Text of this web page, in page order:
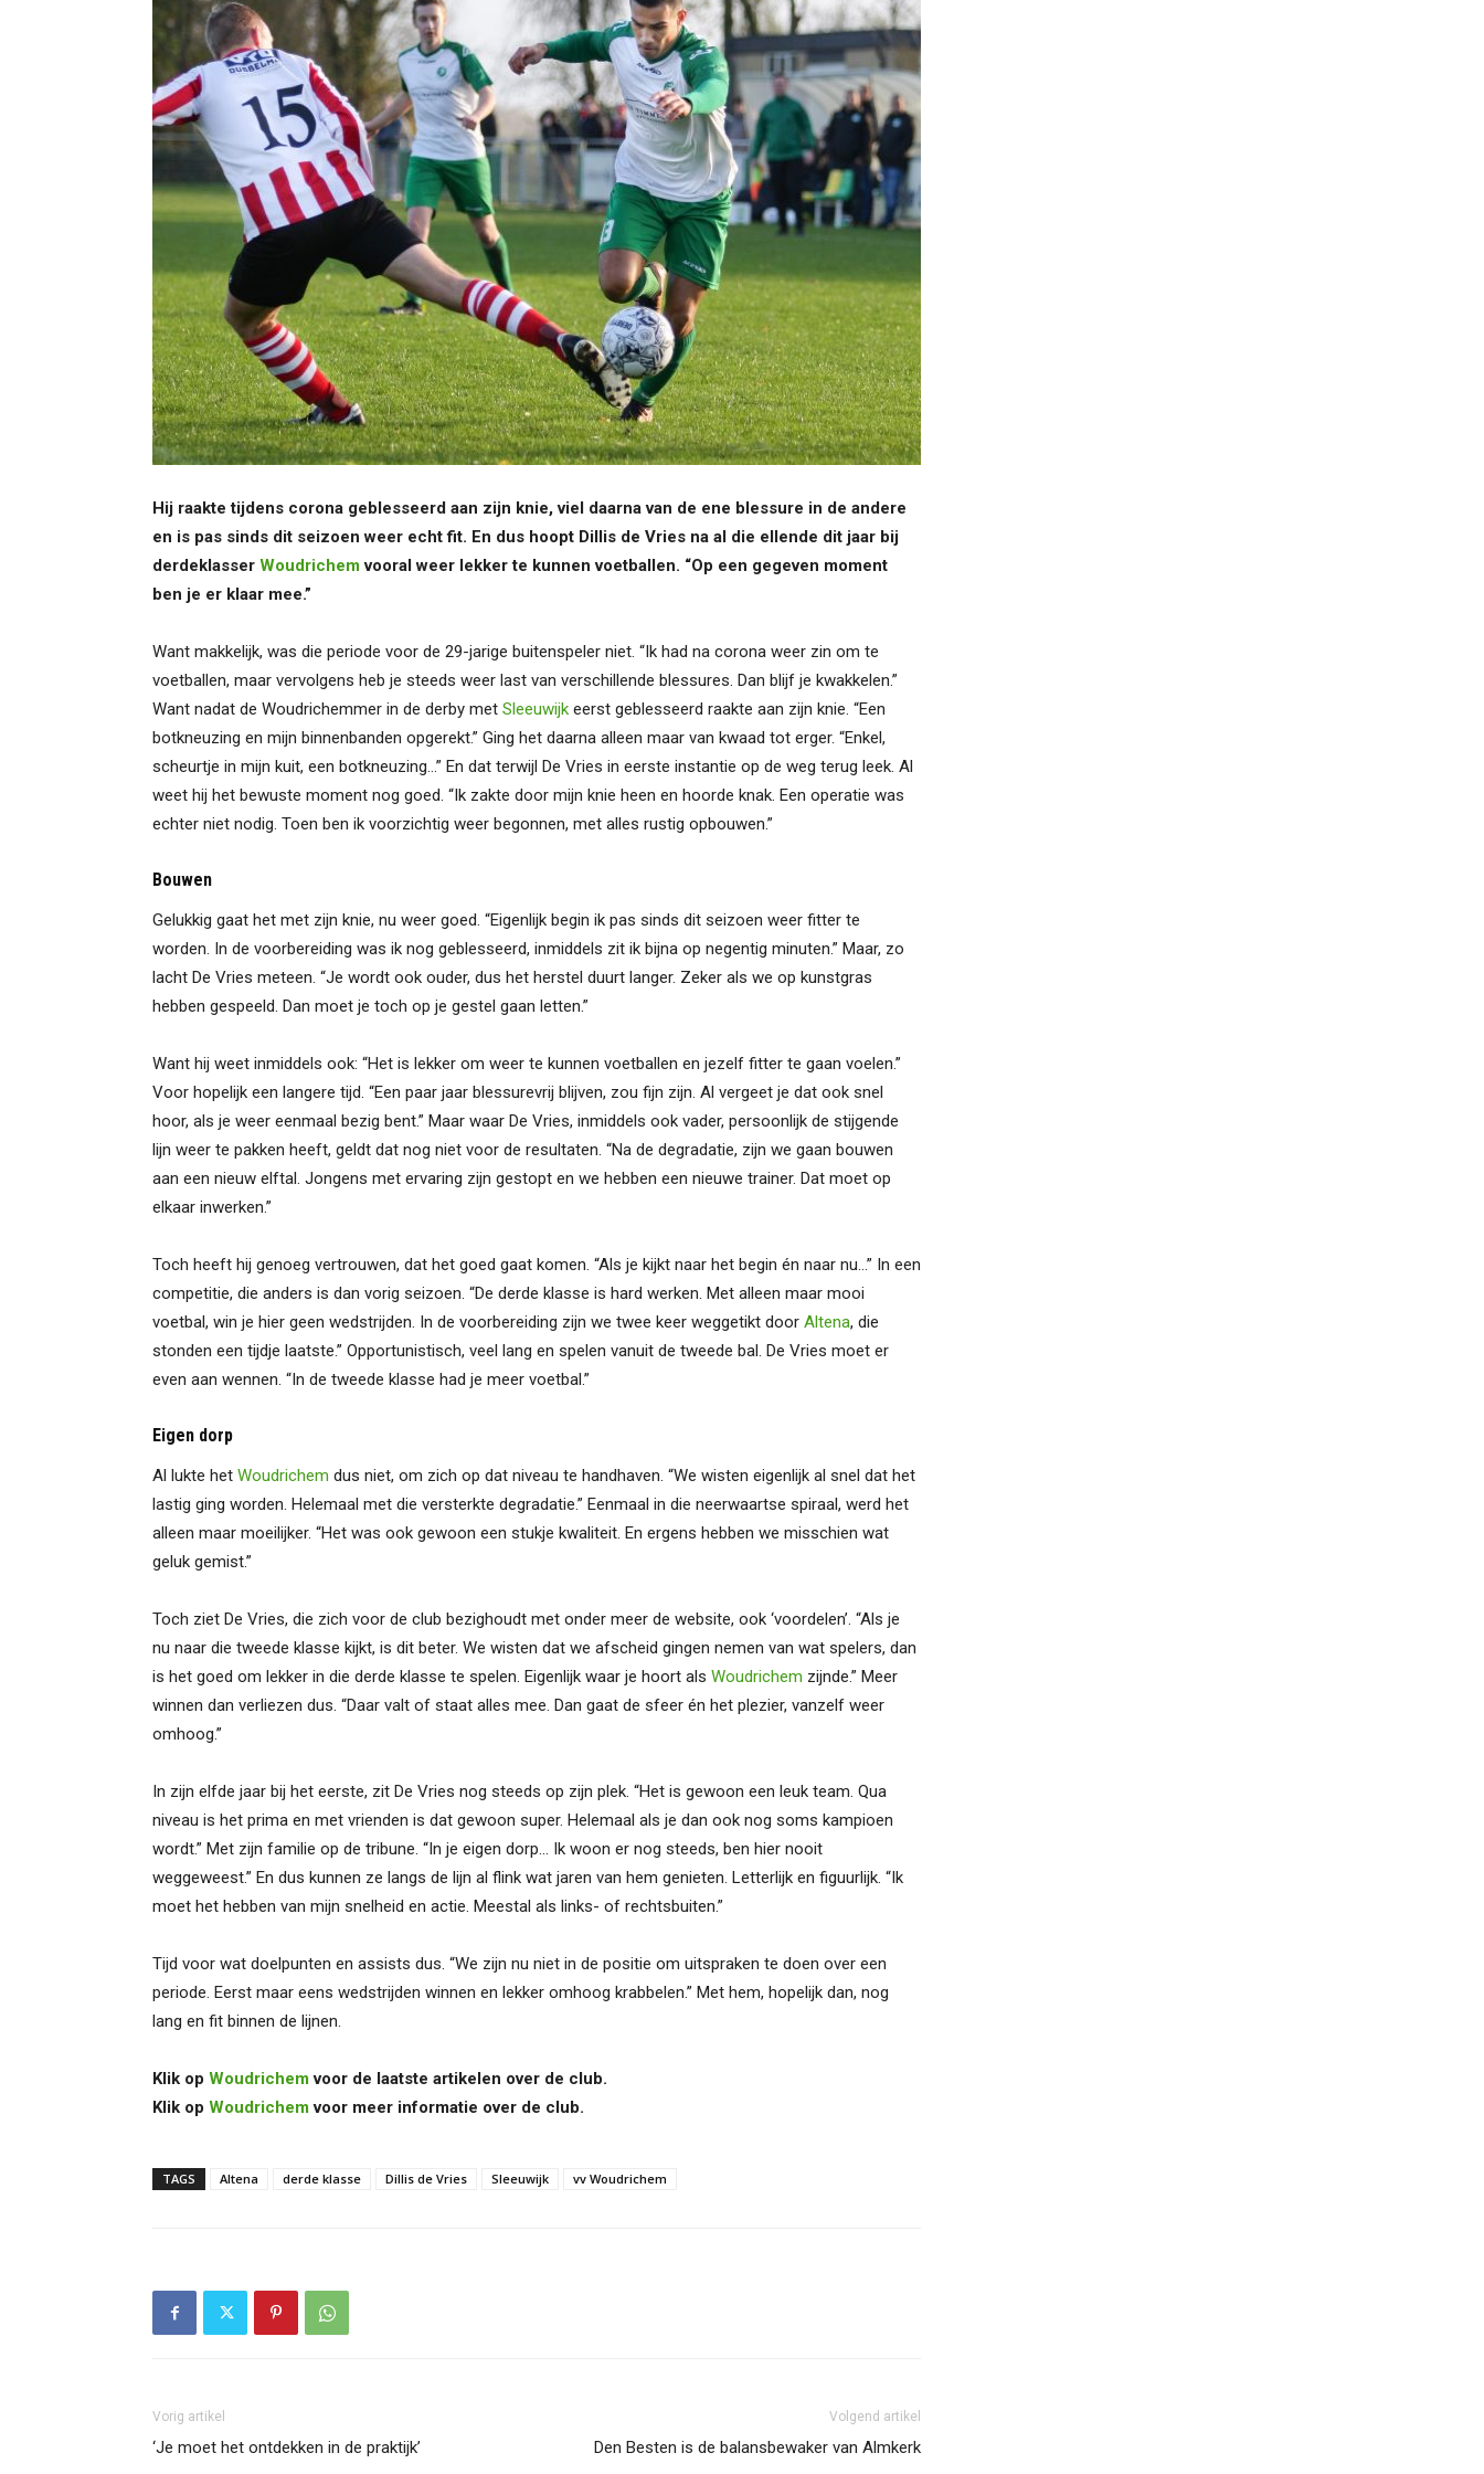
Hij raakte tijdens corona geblesseerd aan zijn knie, viel daarna van de ene blessure in de andere
en is pas sinds dit seizoen weer echt fit. En dus hoopt Dillis de Vries na al die ellende dit jaar bij
derdeklasser Woudrichemvooral weer lekker te kunnen voetballen. “Op een gegeven moment
ben je er klaar mee.”
Want makkelijk, was die periode voor de 29-jarige buitenspeler niet. “Ik had na corona weer zin om te
voetballen, maar vervolgens heb je steeds weer last van verschillende blessures. Dan blijf je kwakkelen.”
Want nadat de Woudrichemmer in de derby met Sleeuwijk eerst geblesseerd raakte aan zijn knie. “Een
botkneuzing en mijn binnenbanden opgerekt.” Ging het daarna alleen maar van kwaad tot erger. “Enkel,
scheurtje in mijn kuit, een botkneuzing…” En dat terwijl De Vries in eerste instantie op de weg terug leek. Al
weet hij het bewuste moment nog goed. “Ik zakte door mijn knie heen en hoorde knak. Een operatie was
echter niet nodig. Toen ben ik voorzichtig weer begonnen, met alles rustig opbouwen.”
Bouwen
Gelukkig gaat het met zijn knie, nu weer goed. “Eigenlijk begin ik pas sinds dit seizoen weer fitter te
worden. In de voorbereiding was ik nog geblesseerd, inmiddels zit ik bijna op negentig minuten.” Maar, zo
lacht De Vries meteen. “Je wordt ook ouder, dus het herstel duurt langer. Zeker als we op kunstgras
hebben gespeeld. Dan moet je toch op je gestel gaan letten.”
Want hij weet inmiddels ook: “Het is lekker om weer te kunnen voetballen en jezelf fitter te gaan voelen.”
Voor hopelijk een langere tijd. “Een paar jaar blessurevrij blijven, zou fijn zijn. Al vergeet je dat ook snel
hoor, als je weer eenmaal bezig bent.” Maar waar De Vries, inmiddels ook vader, persoonlijk de stijgende
lijn weer te pakken heeft, geldt dat nog niet voor de resultaten. “Na de degradatie, zijn we gaan bouwen
aan een nieuw elftal. Jongens met ervaring zijn gestopt en we hebben een nieuwe trainer. Dat moet op
elkaar inwerken.”
Toch heeft hij genoeg vertrouwen, dat het goed gaat komen. “Als je kijkt naar het begin én naar nu…” In een
competitie, die anders is dan vorig seizoen. “De derde klasse is hard werken. Met alleen maar mooi
voetbal, win je hier geen wedstrijden. In de voorbereiding zijn we twee keer weggetikt door Altena, die
stonden een tijdje laatste.” Opportunistisch, veel lang en spelen vanuit de tweede bal. De Vries moet er
even aan wennen. “In de tweede klasse had je meer voetbal.”
Eigen dorp
Al lukte het Woudrichem dus niet, om zich op dat niveau te handhaven. “We wisten eigenlijk al snel dat het
lastig ging worden. Helemaal met die versterkte degradatie.” Eenmaal in die neerwaartse spiraal, werd het
alleen maar moeilijker. “Het was ook gewoon een stukje kwaliteit. En ergens hebben we misschien wat
geluk gemist.”
Toch ziet De Vries, die zich voor de club bezighoudt met onder meer de website, ook ‘voordelen’. “Als je
nu naar die tweede klasse kijkt, is dit beter. We wisten dat we afscheid gingen nemen van wat spelers, dan
is het goed om lekker in die derde klasse te spelen. Eigenlijk waar je hoort als Woudrichem zijnde.” Meer
winnen dan verliezen dus. “Daar valt of staat alles mee. Dan gaat de sfeer én het plezier, vanzelf weer
omhoog.”
In zijn elfde jaar bij het eerste, zit De Vries nog steeds op zijn plek. “Het is gewoon een leuk team. Qua
niveau is het prima en met vrienden is dat gewoon super. Helemaal als je dan ook nog soms kampioen
wordt.” Met zijn familie op de tribune. “In je eigen dorp… Ik woon er nog steeds, ben hier nooit
weggeweest.” En dus kunnen ze langs de lijn al flink wat jaren van hem genieten. Letterlijk en figuurlijk. “Ik
moet het hebben van mijn snelheid en actie. Meestal als links- of rechtsbuiten.”
Tijd voor wat doelpunten en assists dus. “We zijn nu niet in de positie om uitspraken te doen over een
periode. Eerst maar eens wedstrijden winnen en lekker omhoog krabbelen.” Met hem, hopelijk dan, nog
lang en fit binnen de lijnen.
Klik op Woudrichemvoor de laatste artikelen over de club.
Klik op Woudrichemvoor meer informatie over de club.
TAGS Altena derde klasse Dillis de Vries Sleeuwijk vv Woudrichem
Vorig artikel
‘Je moet het ontdekken in de praktijk’
Volgend artikel
Den Besten is de balansbewaker van Almkerk